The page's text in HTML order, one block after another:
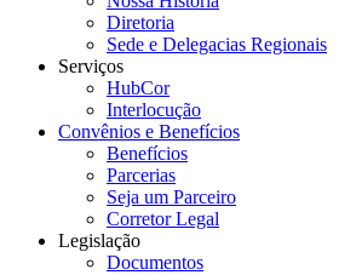
Diretoria
Sede e Delegacias Regionais
Serviços
HubCor
Interlocução
Convênios e Benefícios
Benefícios
Parcerias
Seja um Parceiro
Corretor Legal
Legislação
Documentos